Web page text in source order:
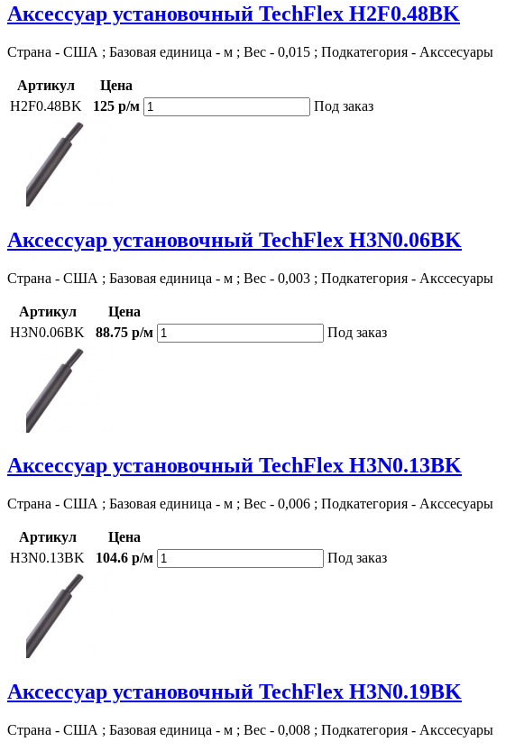
Аксессуар установочный TechFlex H2F0.48BK
Страна - США ; Базовая единица - м ; Вес - 0,015 ; Подкатегория - Акссесуары
Артикул
Цена
H2F0.48BK
125 р/м Под заказ
Аксессуар установочный TechFlex H3N0.06BK
Страна - США ; Базовая единица - м ; Вес - 0,003 ; Подкатегория - Акссесуары
Артикул
Цена
H3N0.06BK
88.75 р/м Под заказ
Аксессуар установочный TechFlex H3N0.13BK
Страна - США ; Базовая единица - м ; Вес - 0,006 ; Подкатегория - Акссесуары
Артикул
Цена
H3N0.13BK
104.6 р/м Под заказ
Аксессуар установочный TechFlex H3N0.19BK
Страна - США ; Базовая единица - м ; Вес - 0,008 ; Подкатегория - Акссесуары